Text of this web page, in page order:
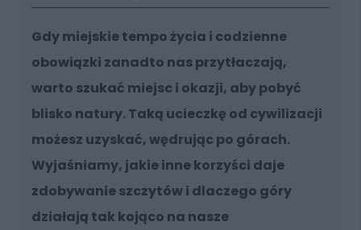
Gdy miejskie tempo życia i codzienne
obowiązki zanadto nas przytłaczają,
warto szukać miejsc i okazji, aby pobyć
blisko natury. Taką ucieczkę od cywilizacji
możesz uzyskać, wędrując po górach.
Wyjaśniamy, jakie inne korzyści daje
zdobywanie szczytów i dlaczego góry
działają tak kojąco na nasze